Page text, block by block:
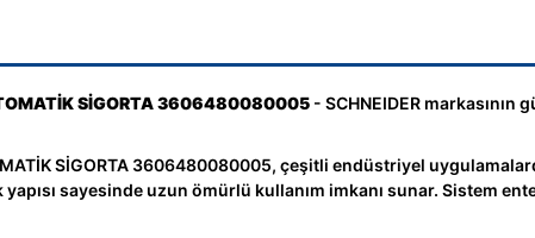
SİGORTA 3606480080005 - SCHNEIDER
SİGORTA 3606480080005, çeşitli endüstriyel
yapısı sayesinde uzun ömürlü kullanım imkanı sunar. Sistem